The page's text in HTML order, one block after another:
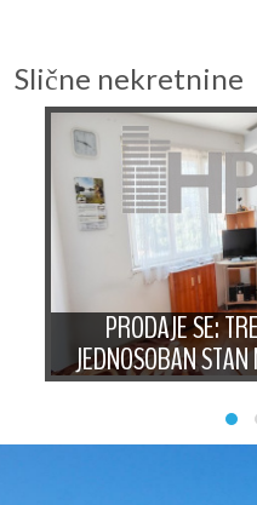
Slične nekretnine
PRODAJE SE:
JEDNOSOBAN STAN